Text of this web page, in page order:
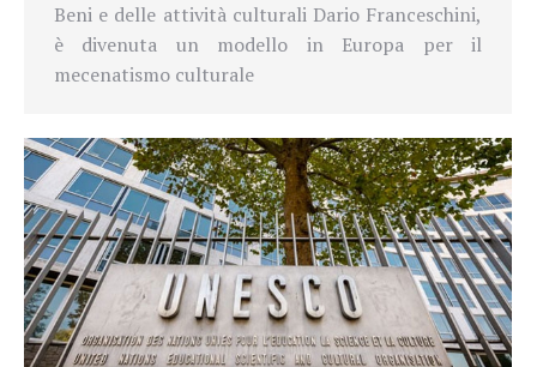
Beni e delle attività culturali Dario Franceschini,
è divenuta un modello in Europa per il
mecenatismo culturale